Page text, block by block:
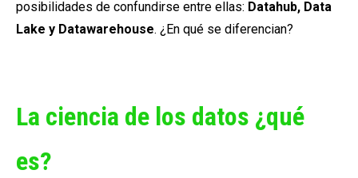
posibilidades de confundirse entre ellas: Datahub, Data
Lake y Datawarehouse. ¿En qué se diferencian?
La ciencia de los datos ¿qué
es?